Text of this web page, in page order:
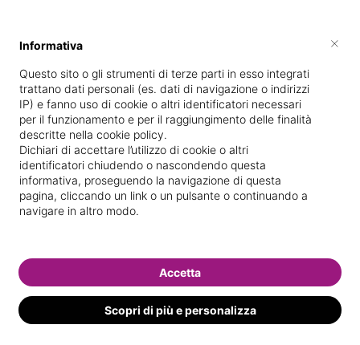
Specializzata inMassaggi del
benessere
Vedi le informazioni di Emiliano
Informativa
Questo sito o gli strumenti di terze parti in esso integrati
trattano dati personali (es. dati di navigazione o indirizzi
IP) e fanno uso di cookie o altri identificatori necessari
per il funzionamento e per il raggiungimento delle finalità
descritte nella cookie policy.
Dichiari di accettare l’utilizzo di cookie o altri
identificatori chiudendo o nascondendo questa
informativa, proseguendo la navigazione di questa
pagina, cliccando un link o un pulsante o continuando a
navigare in altro modo.
Scopri di più e personalizza
Accetta
×